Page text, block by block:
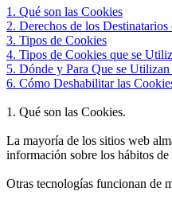
1. Qué son las Cookies
2. Derechos de los
3. Tipos de Cookies
4. Tipos de Cookies que se
5. Dónde y Para Que se
6. Cómo Deshabilitar las
1. Qué son las Cookies.
La mayoría de los sitios web
información sobre los hábitos
Otras tecnologías funcionan de